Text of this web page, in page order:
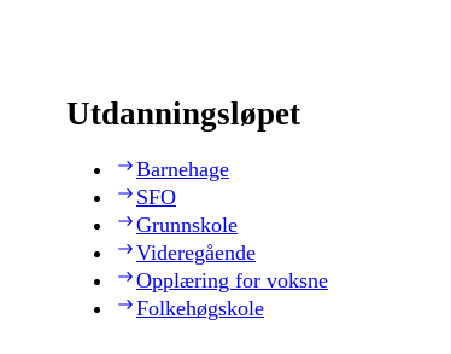
Utdanningsløpet
Barnehage
SFO
Grunnskole
Videregående
Opplæring for voksne
Folkehøgskole